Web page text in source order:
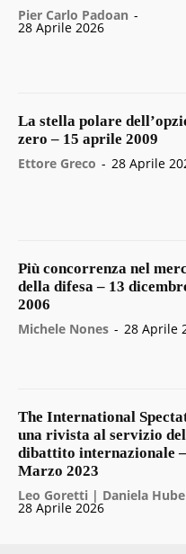
Pier Carlo Padoan -
28 Aprile 2026
La stella polare
zero – 15 aprile 2009
Ettore Greco - 28 Aprile
Più concorrenza nel
della difesa – 13
2006
Michele Nones - 28 Aprile
The International
una rivista al servizio del
dibattito internazionale
Marzo 2023
Leo Goretti | Daniela
28 Aprile 2026